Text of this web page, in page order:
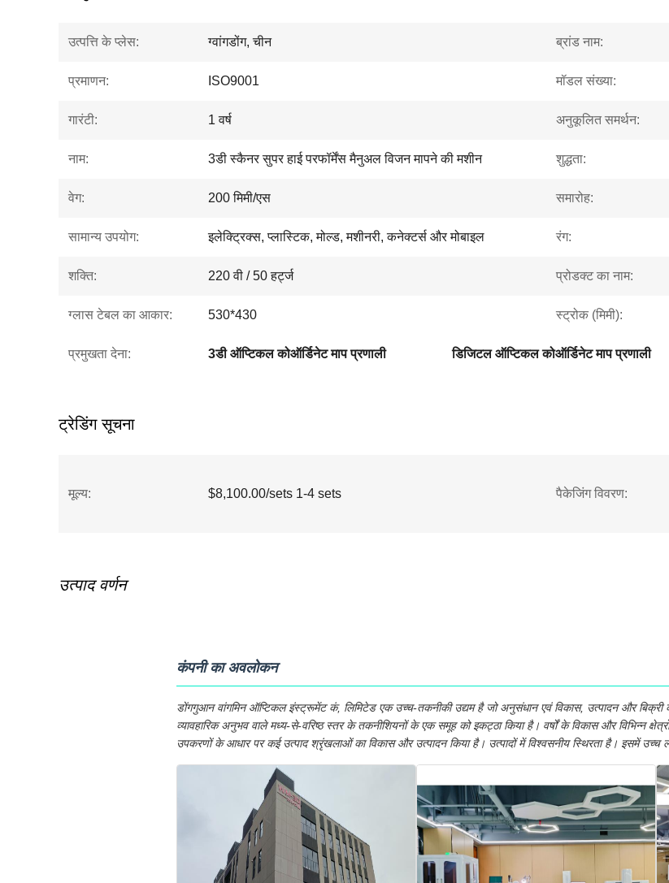
उत्पत्ति के प्लेस: ग्वांगडोंग, चीन ब्रांड नाम:
प्रमाणन: ISO9001 मॉडल संख्या:
गारंटी: 1 वर्ष अनुकूलित समर्थन:
नाम: 3डी स्कैनर सुपर हाई परफॉर्मेंस मैनुअल विजन मापने की मशीन शुद्धता:
वेग: 200 मिमी/एस समारोह:
सामान्य उपयोग: इलेक्ट्रिक्स, प्लास्टिक, मोल्ड, मशीनरी, कनेक्टर्स और मोबाइल रंग:
शक्ति: 220 वी / 50 हर्ट्ज प्रोडक्ट का नाम:
ग्लास टेबल का आकार: 530*430 स्ट्रोक (मिमी):
प्रमुखता देना: 3डी ऑप्टिकल कोऑर्डिनेट माप प्रणाली डिजिटल ऑप्टिकल कोऑर्डिनेट माप प्रणाली
ट्रेडिंग सूचना
मूल्य: $8,100.00/sets 1-4 sets पैकेजिंग विवरण:
उत्पाद वर्णन
कंपनी का अवलोकन
डोंगगुआन वांगमिन ऑप्टिकल इंस्ट्रूमेंट कं, लिमिटेड एक उच्च-तकनीकी उद्यम है जो अनुसंधान एवं विकास, उत्पादन और बिक्री
व्यावहारिक अनुभव वाले मध्य-से-वरिष्ठ स्तर के तकनीशियनों के एक समूह को इकट्ठा किया है। वर्षों के विकास और विभिन्न
उपकरणों के आधार पर कई उत्पाद श्रृंखलाओं का विकास और उत्पादन किया है। उत्पादों में विश्वसनीय स्थिरता है। इसमें उच्च